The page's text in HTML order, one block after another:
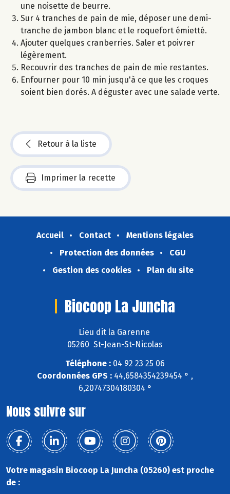
une noisette de beurre.
Sur 4 tranches de pain de mie, déposer une demi-
tranche de jambon blanc et le roquefort émietté.
Ajouter quelques cranberries. Saler et poivrer
légèrement.
Recouvrir des tranches de pain de mie restantes.
Enfourner pour 10 min jusqu'à ce que les croques
soient bien dorés. A déguster avec une salade verte.
Retour à la liste
Imprimer la recette
Accueil Contact
Mentions légales
Protection des données
CGU
Gestion des cookies
Plan du site
Biocoop La Juncha
Lieu dit la Garenne
05260 St-Jean-St-Nicolas
Téléphone : 04 92 23 25 06
Coordonnées GPS : 44,6584354239454 ° ,
6,20747304180304 °
Nous suivre sur
Votre magasin Biocoop La Juncha (05260) est proche
de :